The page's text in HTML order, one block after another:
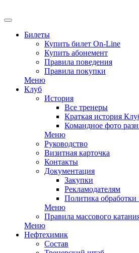
Билеты
Купить билет On-Line
Купить абонемент
Правила поведения
Правила покупки
Меню
Клуб
История
Все тренеры
Краткая история
Командное фото
Меню
Руководство
Визитная карточка
Контакты
Документация
Закупки
Рекламодателям
Политика
Меню
Правила массового
Меню
Нефтехимик
Состав